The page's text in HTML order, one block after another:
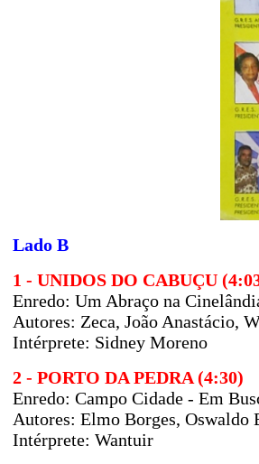
Lado B
1 - UNIDOS DO CABUÇU
Enredo: Um Abraço na
Autores: Zeca, João Anastácio,
Intérprete: Sidney Moreno
2 - PORTO DA PEDRA (4:30)
Enredo: Campo Cidade - Em
Autores: Elmo Borges, Oswaldo
Intérprete: Wantuir